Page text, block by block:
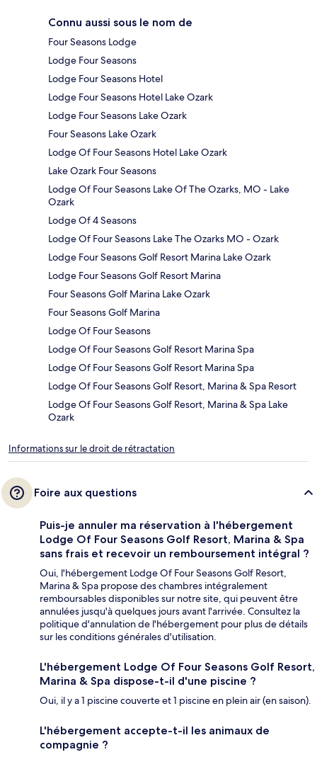
Connu aussi sous le nom de
Four Seasons Lodge
Lodge Four Seasons
Lodge Four Seasons Hotel
Lodge Four Seasons Hotel Lake Ozark
Lodge Four Seasons Lake Ozark
Four Seasons Lake Ozark
Lodge Of Four Seasons Hotel Lake Ozark
Lake Ozark Four Seasons
Lodge Of Four Seasons Lake Of The Ozarks, MO - Lake
Ozark
Lodge Of 4 Seasons
Lodge Of Four Seasons Lake The Ozarks MO - Ozark
Lodge Four Seasons Golf Resort Marina Lake Ozark
Lodge Four Seasons Golf Resort Marina
Four Seasons Golf Marina Lake Ozark
Four Seasons Golf Marina
Lodge Of Four Seasons
Lodge Of Four Seasons Golf Resort Marina Spa
Lodge Of Four Seasons Golf Resort Marina Spa
Lodge Of Four Seasons Golf Resort, Marina & Spa Resort
Lodge Of Four Seasons Golf Resort, Marina & Spa Lake
Ozark
Informations sur le droit de rétractation
Foire aux questions
Puis-je annuler ma réservation à l'hébergement
Lodge Of Four Seasons Golf Resort, Marina & Spa
sans frais et recevoir un remboursement intégral ?
Oui, l'hébergement Lodge Of Four Seasons Golf Resort,
Marina & Spa propose des chambres intégralement
remboursables disponibles sur notre site, qui peuvent être
annulées jusqu'à quelques jours avant l'arrivée. Consultez la
politique d'annulation de l'hébergement pour plus de détails
sur les conditions générales d'utilisation.
L'hébergement Lodge Of Four Seasons Golf Resort,
Marina & Spa dispose-t-il d'une piscine ?
Oui, il y a 1 piscine couverte et 1 piscine en plein air (en saison).
L'hébergement accepte-t-il les animaux de
compagnie ?